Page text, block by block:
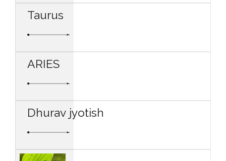
Taurus
ARIES
Dhurav jyotish